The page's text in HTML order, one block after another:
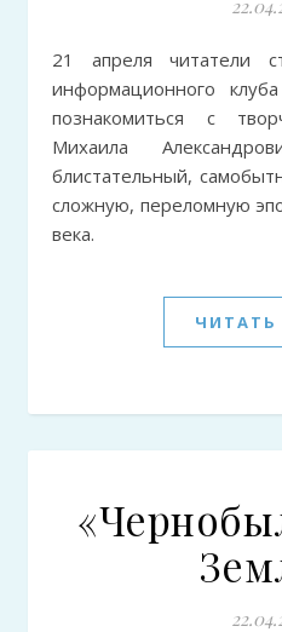
21 апреля читатели старшего поколения и
информационного
познакомиться с
Михаила
блистательный,
сложную, переломную
века.
ЧИТАТЬ